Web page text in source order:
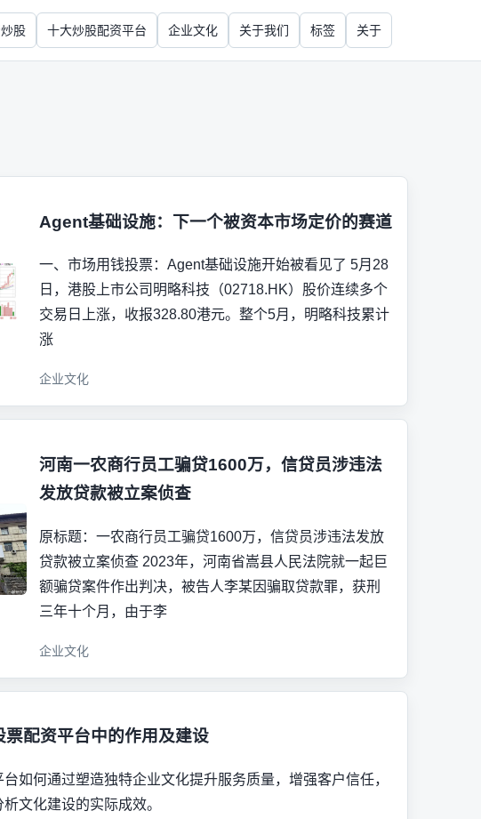
股 十大炒股配资平台 企业文化 关于我们 标签 关于
Agent基础设施：下一个被资本市场定价的赛道
一、市场用钱投票：Agent基础设施开始被看见了 5月28
日，港股上市公司明略科技（02718.HK）股价连续多个
交易日上涨，收报328.80港元。整个5月，明略科技累计
涨
企业文化
河南一农商行员工骗贷1600万，信贷员涉违法
发放贷款被立案侦查
原标题：一农商行员工骗贷1600万，信贷员涉违法发放
贷款被立案侦查 2023年，河南省嵩县人民法院就一起巨
额骗贷案件作出判决，被告人李某因骗取贷款罪，获刑
三年十个月，由于李
企业文化
票配资平台中的作用及建设
如何通过塑造独特企业文化提升服务质量，增强客户信任，
文化建设的实际成效。